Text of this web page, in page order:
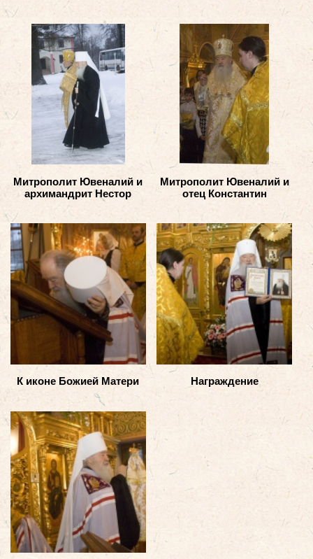
Митрополит Ювеналий и
архимандрит Нестор
Митрополит Ювеналий и
отец Константин
К иконе Божией Матери Награждение